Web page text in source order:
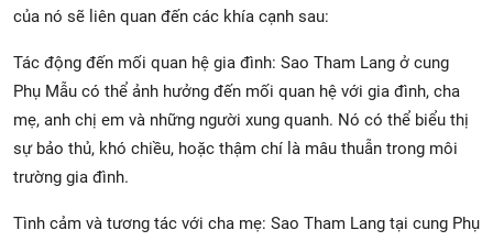
của nó sẽ liên quan đến các khía cạnh sau:
Tác động đến mối quan hệ gia đình: Sao Tham Lang ở cung
Phụ Mẫu có thể ảnh hưởng đến mối quan hệ với gia đình, cha
mẹ, anh chị em và những người xung quanh. Nó có thể biểu thị
sự bảo thủ, khó chiều, hoặc thậm chí là mâu thuẫn trong môi
trường gia đình.
Tình cảm và tương tác với cha mẹ: Sao Tham Lang tại cung Phụ